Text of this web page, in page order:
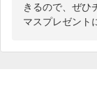
きるので、ぜひ
マスプレゼント